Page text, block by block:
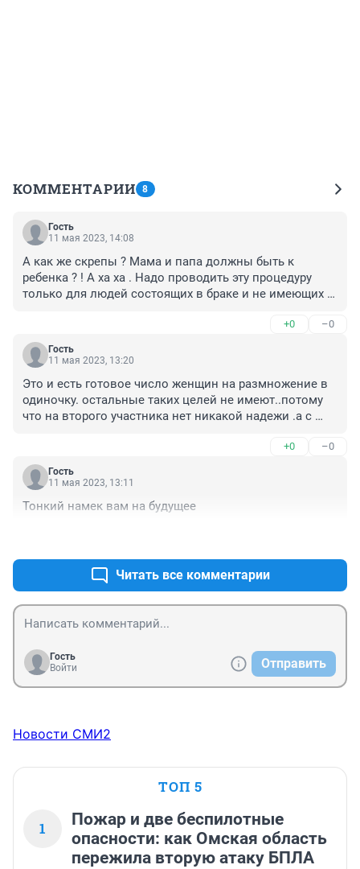
КОММЕНТАРИИ 8
Гость
11 мая 2023, 14:08
А как же скрепы ? Мама и папа должны быть к
ребенка ? ! А ха ха . Надо проводить эту процедуру
только для людей состоящих в браке и не имеющих
Зачем увеличивать число матерей одиночек?+0 –0
Гость
11 мая 2023, 13:20
Это и есть готовое число женщин на размножение в
одиночку. остальные таких целей не имеют..потому
что на второго участника нет никакой надежи .а с
+0 –0
Гость
11 мая 2023, 13:11
Тонкий намек вам на будущее
Читать все комментарии
Гость
Войти
Отправить
Новости СМИ2
ТОП 5
1
Пожар и две беспилотные
опасности: как Омская область
пережила вторую атаку БПЛА